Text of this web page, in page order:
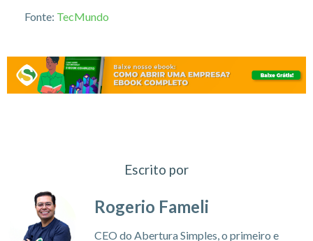
Fonte: TecMundo
Escrito por
Rogerio Fameli
CEO do Abertura Simples, o primeiro e